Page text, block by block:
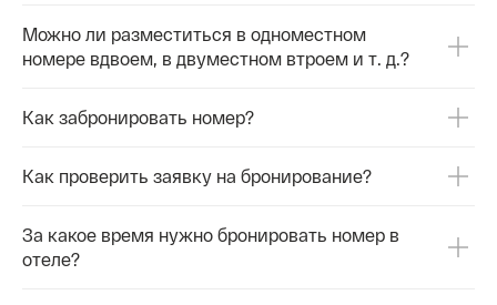
Можно ли разместиться в одноместном
номере вдвоем, в двуместном втроем и т. д.?
Как забронировать номер?
Как проверить заявку на бронирование?
За какое время нужно бронировать номер в
отеле?